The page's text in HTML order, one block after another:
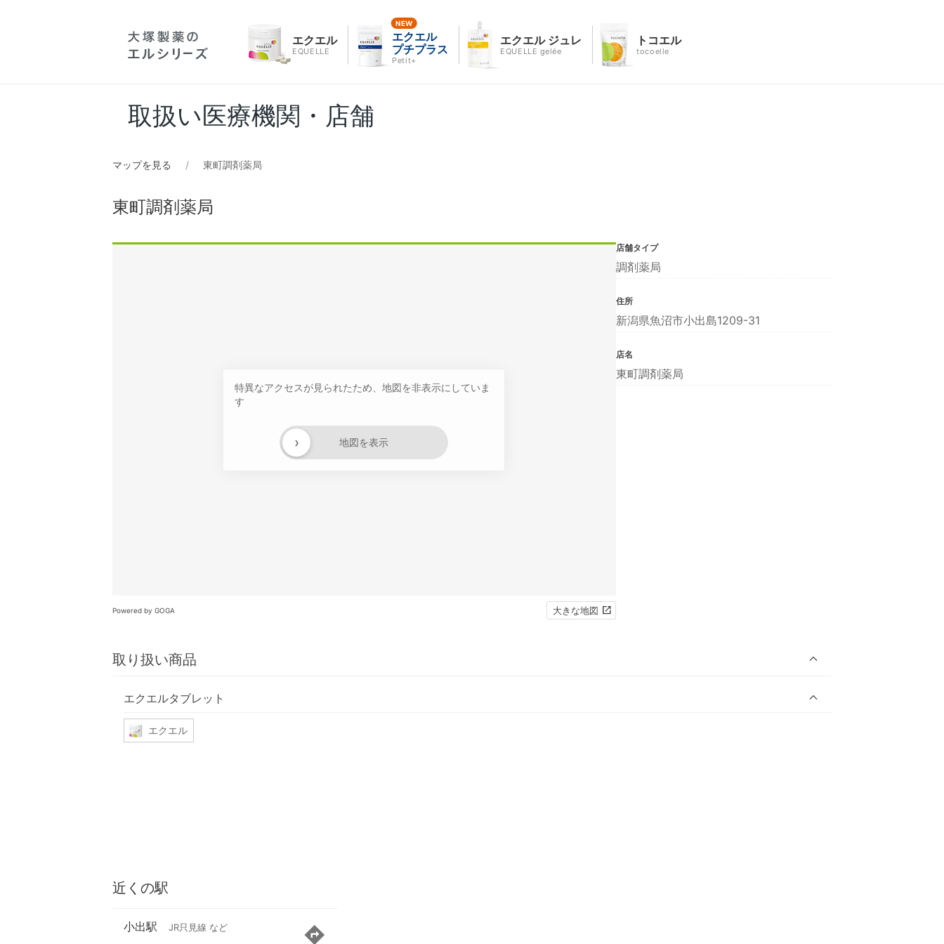
エクエル
EQUELLE
エクエル
プチプラス
Petit+
エクエル ジュレ
EQUELLE gelée
トコエル
tocoelle
取扱い医療機関・店舗
マップを見る 東町調剤薬局
東町調剤薬局
特異なアクセスが見られたため、地図を非表示にしていま
す
地図を表示
›
Powered by GOGA 大きな地図
取り扱い商品
エクエルタブレット
エクエル
店舗タイプ
調剤薬局
住所
新潟県魚沼市小出島1209-31
店名
東町調剤薬局
近くの駅
小出駅 JR只見線 など